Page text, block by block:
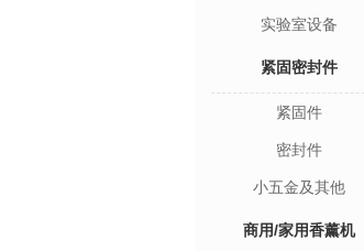
实验室设备
紧固密封件
紧固件
密封件
小五金及其他
商用/家用香薰机